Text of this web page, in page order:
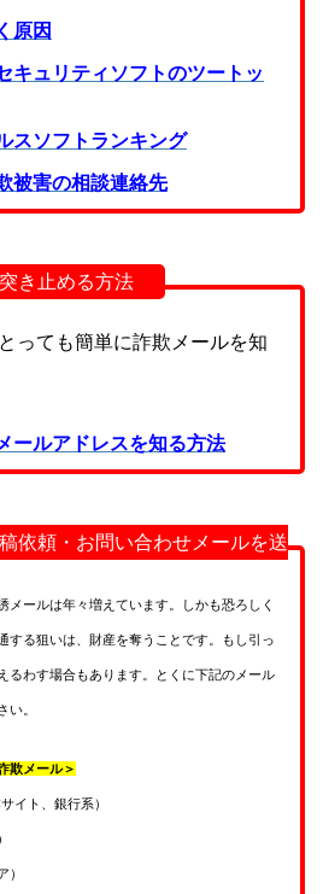
原因
キュリティソフトのツートッ
スソフトランキング
被害の相談連絡先
き止める方法
っても簡単に詐欺メールを知
ールアドレスを知る方法
依頼・お問い合わせメールを送
メールは年々増えています。しかも恐ろしく
する狙いは、財産を奪うことです。もし引っ
るわす場合もあります。とくに下記のメール
い。
欺メール＞
イト、銀行系）
）